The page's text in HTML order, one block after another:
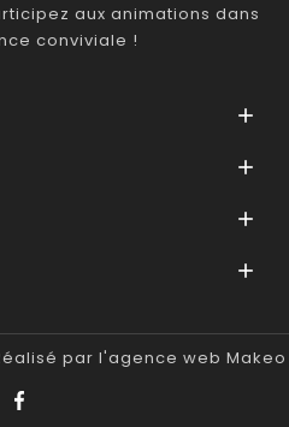
aux animations dans
conviviale !




par l'agence web Makeo